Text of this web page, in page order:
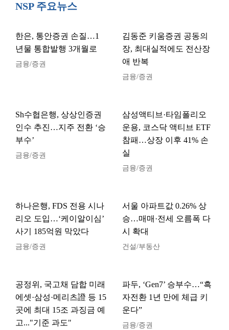
NSP 주요뉴스
한은, 통안증권 손질…1
년물 통합발행 3개월로
금융/증권
김동준 키움증권 공동의
장, 최대실적에도 전산장
애 반복
금융/증권
Sh수협은행, 상상인증권
인수 추진…지주 전환 ‘승
부수’
금융/증권
삼성액티브·타임폴리오
운용, 코스닥 액티브 ETF
참패…상장 이후 41% 손
실
금융/증권
하나은행, FDS 전용 시나
리오 도입…‘케이알이심’
사기 185억원 막았다
금융/증권
서울 아파트값 0.26% 상
승…매매·전세 오름폭 다
시 확대
건설/부동산
공정위, 국고채 담합 미래
에셋·삼성·메리츠證 등 15
곳에 최대 15조 과징금 예
고..."기준 과도"
파두, ‘Gen7’ 승부수…“흑
자전환 1년 만에 체급 키
운다”
금융/증권